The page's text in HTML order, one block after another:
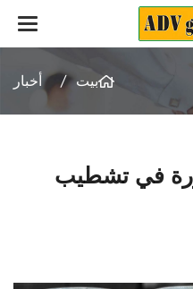
بيت أخبار
ثورة في تشطيب